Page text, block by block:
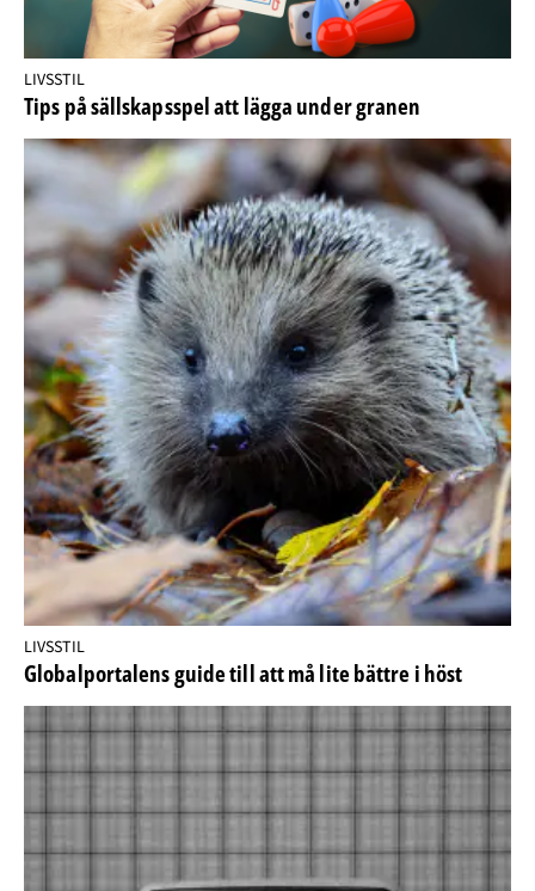
LIVSSTIL
Tips på sällskapsspel att lägga under granen
LIVSSTIL
Globalportalens guide till att må lite bättre i höst